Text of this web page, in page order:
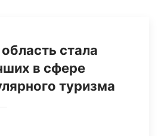
стала
в сфере
туризма